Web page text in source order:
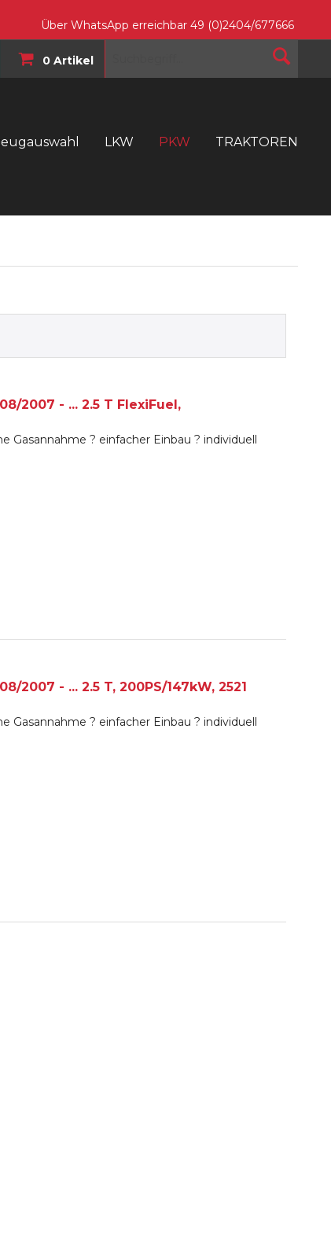
Über WhatsApp erreichbar 49 (0)2404/677666
0 Artikel
LKW PKW TRAKTOREN
2007 - ... 2.5 T FlexiFuel,
Gasannahme ? einfacher Einbau ? individuell
2007 - ... 2.5 T, 200PS/147kW, 2521
Gasannahme ? einfacher Einbau ? individuell